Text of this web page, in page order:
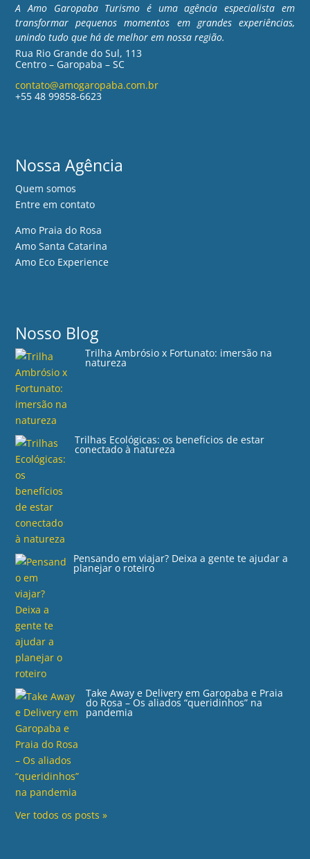
A Amo Garopaba Turismo é uma agência especialista em
transformar pequenos momentos em grandes experiências,
unindo tudo que há de melhor em nossa região.
Rua Rio Grande do Sul, 113
Centro – Garopaba – SC
contato@amogaropaba.com.br
+55 48 99858-6623
Nossa Agência
Quem somos
Entre em contato
Amo Praia do Rosa
Amo Santa Catarina
Amo Eco Experience
Nosso Blog
Trilha Ambrósio x Fortunato: imersão na
natureza
Trilhas Ecológicas: os benefícios de estar
conectado à natureza
Pensando em viajar? Deixa a gente te ajudar a
planejar o roteiro
Take Away e Delivery em Garopaba e Praia
do Rosa – Os aliados “queridinhos” na
pandemia
Ver todos os posts »